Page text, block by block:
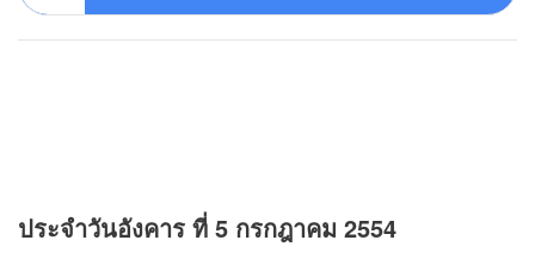
ประจำวันอังคาร ที่ 5 กรกฎาคม 2554